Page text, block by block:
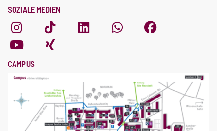
SOZIALE MEDIEN
CAMPUS